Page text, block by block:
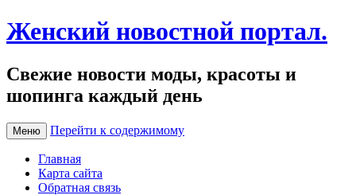
Женский новостной портал.
Свежие новости моды, красоты и
шопинга каждый день
Меню Перейти к содержимому
Главная
Карта сайта
Обратная связь